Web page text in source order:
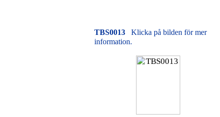
TBS0013
Klicka på bilden för mer
information.